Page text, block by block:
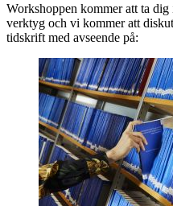
Workshoppen kommer att ta dig
verktyg och vi kommer att
tidskrift med avseende på: